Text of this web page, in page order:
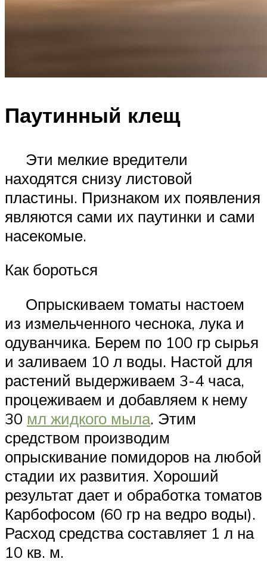
Паутинный клещ
Эти мелкие вредители
находятся снизу листовой
пластины. Признаком их появления
являются сами их паутинки и сами
насекомые.
Как бороться
Опрыскиваем томаты настоем
из измельченного чеснока, лука и
одуванчика. Берем по 100 гр сырья
и заливаем 10 л воды. Настой для
растений выдерживаем 3-4 часа,
процеживаем и добавляем к нему
30 мл жидкого мыла. Этим
средством производим
опрыскивание помидоров на любой
стадии их развития. Хороший
результат дает и обработка томатов
Карбофосом (60 гр на ведро воды).
Расход средства составляет 1 л на
10 кв. м.